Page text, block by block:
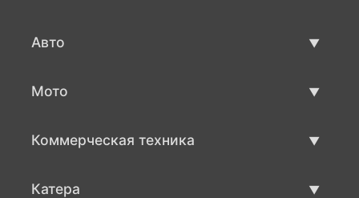
Авто
Мото
Коммерческая техника
Катера